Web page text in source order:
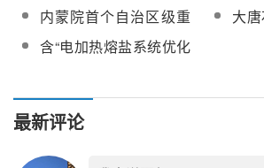
建350MW 盐穴压缩空
气储能电站项目开工，
储能装备制造项目签约
球
级
内蒙院首个自治区级重
大科技攻关“揭榜挂帅”项
目—“塔式高温熔盐吸热
应用”启动
大
含“电加热熔盐系统优化
围”工程“储能与新型电力
系统”专项“揭榜挂帅”项
目技术榜单
最新评论